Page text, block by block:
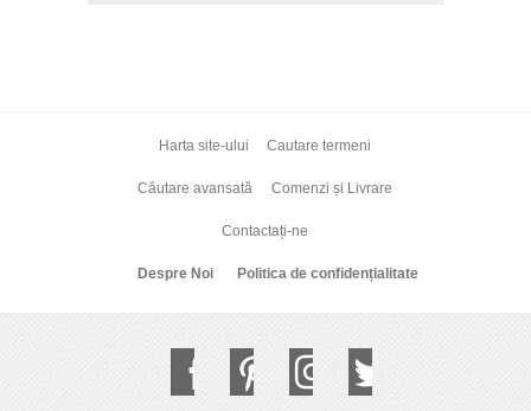
Harta site-ului Cautare termeni
Căutare avansată Comenzi și Livrare
Contactați-ne
Despre Noi Politica de confidențialitate